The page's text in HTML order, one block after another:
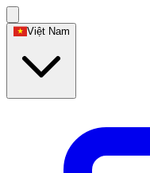
Việt Nam